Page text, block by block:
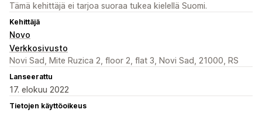
Tämä kehittäjä ei tarjoa suoraa tukea kielellä Suomi.
Kehittäjä
Novo
Verkkosivusto
Novi Sad, Mite Ruzica 2, floor 2, flat 3, Novi Sad, 21000, RS
Lanseerattu
17. elokuu 2022
Tietojen käyttöoikeus